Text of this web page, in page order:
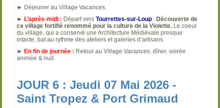
► Déjeuner au Village Vacances.
► L’après-midi : Départ versTourrettes-sur-Loup : Découverte de
ce village fortifié renommé pour la culture de la Violette. Le coeur
du village, qui a conservé une Architecture Médiévale presque
intacte, bat au rythme des ateliers et galeries d’artisans.
► En fin de journée : Retour au Village Vacances, dîner, soirée
animée & nuit.
JOUR 6 : Jeudi 07 Mai 2026 -
Saint Tropez & Port Grimaud